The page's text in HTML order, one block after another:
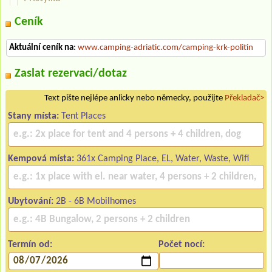
Ceník
Aktuální ceník na: www.camping-adriatic.com/camping-krk-politin
Zaslat rezervaci/dotaz
Text pište nejlépe anlicky nebo německy, použijte Překladač>
Stany místa: Tent Places
Kempová místa: 361x Camping Place, EL, Water, Waste, Wifi
Ubytování: 2B - 6B Mobilhomes
Termín od: Počet nocí: